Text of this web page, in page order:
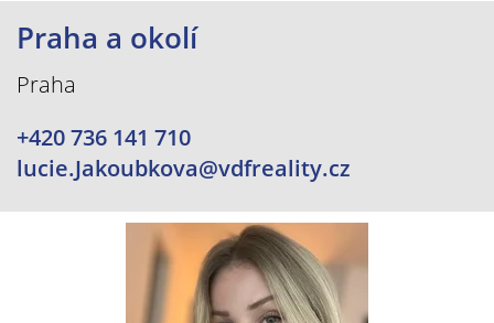
Praha a okolí
Praha
+420 736 141 710
lucie.Jakoubkova@vdfreality.cz